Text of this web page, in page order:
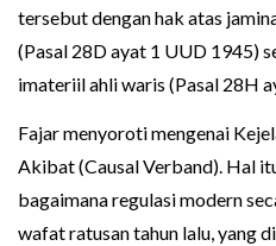
tersebut dengan hak atas
(Pasal 28D ayat 1 UUD 1945)
imateriil ahli waris (Pasal 28H
Fajar menyoroti mengenai
Akibat (Causal Verband). Hal
bagaimana regulasi modern
wafat ratusan tahun lalu, yang